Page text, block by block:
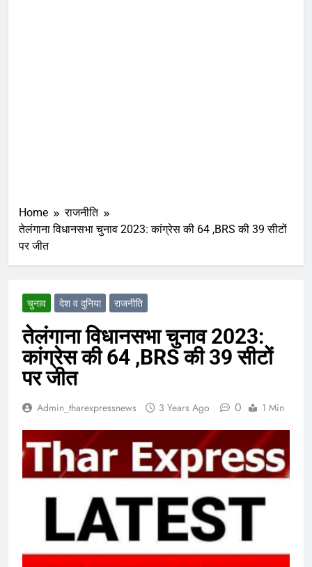
Home
राजनीति
तेलंगाना विधानसभा चुनाव 2023: कांग्रेस की 64 ,BRS की 39 सीटों
पर जीत
चुनाव देश व दुनिया राजनीति
तेलंगाना विधानसभा चुनाव 2023:
कांग्रेस की 64 ,BRS की 39 सीटों
पर जीत
Admin_tharexpressnews 3 Years Ago 0 1 Min